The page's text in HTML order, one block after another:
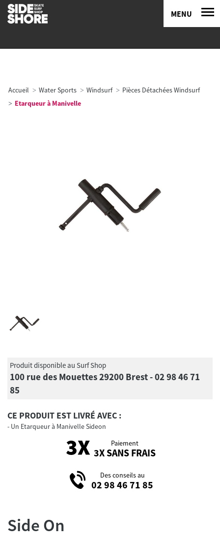
MENU
Accueil Water Sports Windsurf
Pièces Détachées Windsurf
Etarqueur à Manivelle
Produit disponible au Surf Shop
100 rue des Mouettes 29200 Brest - 02 98 46 71
85
CE PRODUIT EST LIVRÉ AVEC :
Un Etarqueur à Manivelle Sideon
Paiement
3X SANS FRAIS
Des conseils au
02 98 46 71 85
Side On